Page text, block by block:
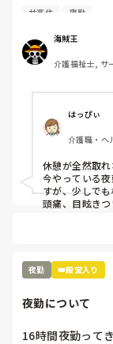
いです(--;)
サ高住 夜勤
海賊王
介護福祉士, サ
はっぴぃ
介護職・ヘ
休憩が全然取
今やっている
すが、少しで
頭痛、目眩き
夜勤 👑殿堂入り
夜勤について
16時間夜勤って